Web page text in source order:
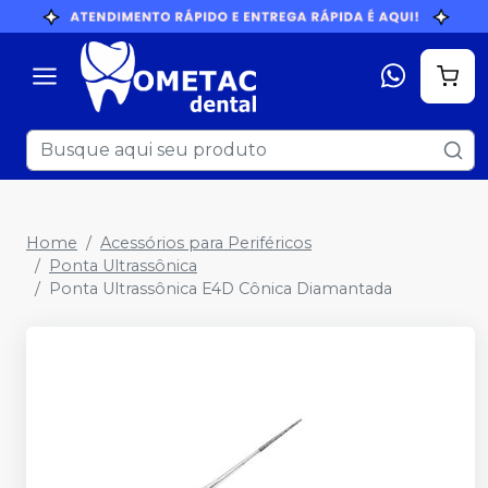
Home
Acessórios para Periféricos
Ponta Ultrassônica
Ponta Ultrassônica E4D Cônica Diamantada